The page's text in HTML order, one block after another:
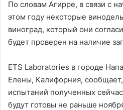
По словам Агирре, в связи с
этом году некоторые
виноград, который они
будет проверен на наличие
ETS Laboratories в городе
Елены, Калифорния, сообщает,
испытаний полученных
будут готовы не раньше